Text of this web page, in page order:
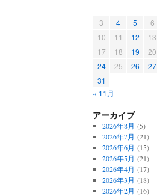
3
4 5 6
10
11 12 13
17
18 19 20
24
25 26 27
31
« 11月
アーカイブ
2026年8月 (5)
2026年7月 (21)
2026年6月 (15)
2026年5月 (21)
2026年4月 (17)
2026年3月 (18)
2026年2月 (16)